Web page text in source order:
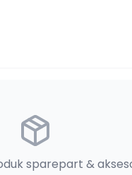
sparepart &